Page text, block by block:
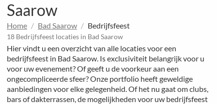
Saarow
Home Bad Saarow Bedrijfsfeest
18 Bedrijfsfeest locaties in Bad Saarow
Hier vindt u een overzicht van alle locaties voor een
bedrijfsfeest in Bad Saarow. Is exclusiviteit belangrijk voor u
voor uw evenement? Of geeft u de voorkeur aan een
ongecompliceerde sfeer? Onze portfolio heeft geweldige
aanbiedingen voor elke gelegenheid. Of het nu gaat om clubs,
bars of dakterrassen, de mogelijkheden voor uw bedrijfsfeest